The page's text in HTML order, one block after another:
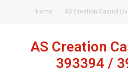
Home AS Creation Casual
AS Creation
393394 /